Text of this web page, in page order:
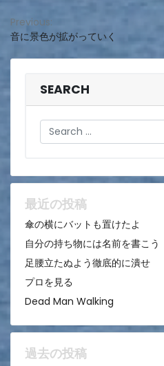
投
稿
ビ
ョ
ン
Previous:
音に景色が拡がっていく
SEARCH
Search
最近の投稿
傘の横にバットも置けたよ
自分の持ち物には名前を書こう
足腰立たぬよう徹底的に潰せ
プロを見る
Dead Man Walking
過去の投稿